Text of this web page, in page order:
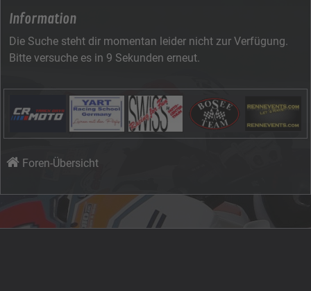
Information
Die Suche steht dir momentan leider nicht zur Verfügung.
Bitte versuche es in 9 Sekunden erneut.
Foren-Übersicht